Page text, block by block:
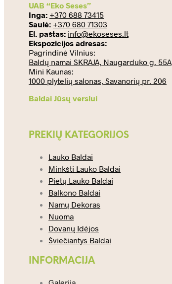
UAB “Eko Seses”
Inga: +370 688 73415
Saulė: +370 680 71303
El. paštas: info@ekoseses.lt
Ekspozicijos adresas:
Pagrindinė Vilnius:
Baldų namai SKRAJA, Naugarduko g. 55A
Mini Kaunas:
1000 plytelių salonas, Savanorių pr. 206
Baldai Jūsų verslui
PREKIŲ KATEGORIJOS
Lauko Baldai
Minkšti Lauko Baldai
Pietų Lauko Baldai
Balkono Baldai
Namų Dekoras
Nuoma
Dovanų Idėjos
Šviečiantys Baldai
INFORMACIJA